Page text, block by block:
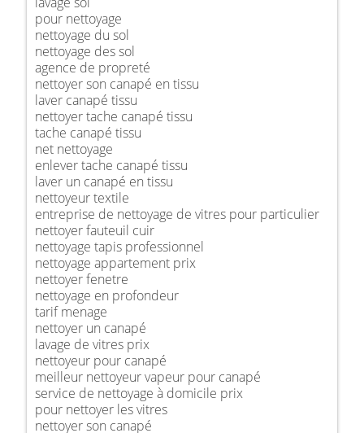
pour nettoyage
nettoyage du sol
nettoyage des sol
agence de propreté
nettoyer son canapé en tissu
laver canapé tissu
nettoyer tache canapé tissu
tache canapé tissu
net nettoyage
enlever tache canapé tissu
laver un canapé en tissu
nettoyeur textile
entreprise de nettoyage de vitres pour particulier
nettoyer fauteuil cuir
nettoyage tapis professionnel
nettoyage appartement prix
nettoyer fenetre
nettoyage en profondeur
tarif menage
nettoyer un canapé
lavage de vitres prix
nettoyeur pour canapé
meilleur nettoyeur vapeur pour canapé
service de nettoyage à domicile prix
pour nettoyer les vitres
nettoyer son canapé